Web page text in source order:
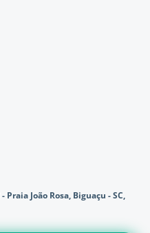
João Rosa, Biguaçu - SC,